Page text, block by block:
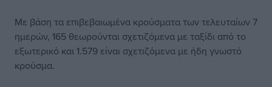
Με βάση τα επιβεβαιωμένα κρούσματα των τελευταίων 7
ημερών, 165 θεωρούνται σχετιζόμενα με ταξίδι από το
εξωτερικό και 1.579 είναι σχετιζόμενα με ήδη γνωστό
κρούσμα.